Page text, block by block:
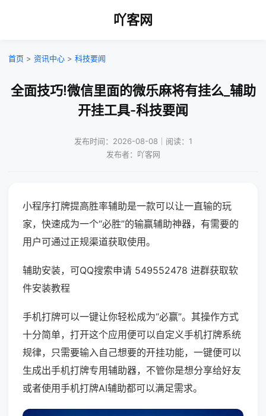
吖客网
首页 > 资讯中心 > 科技要闻
全面技巧!微信里面的微乐麻将有挂么_辅助
开挂工具-科技要闻
发布时间：2026-08-08｜阅读：1
发布者：吖客网
小程序打牌提高胜率辅助是一款可以让一直输的玩
家，快速成为一个“必胜”的输赢辅助神器，有需要的
用户可通过正规渠道获取使用。
辅助安装，可QQ搜索申请 549552478 进群获取软
件安装教程
手机打牌可以一键让你轻松成为“必赢”。其操作方式
十分简单，打开这个应用便可以自定义手机打牌系统
规律，只需要输入自己想要的开挂功能，一键便可以
生成出手机打牌专用辅助器，不管你是想分享给好友
或者使用手机打牌AI辅助都可以满足需求。